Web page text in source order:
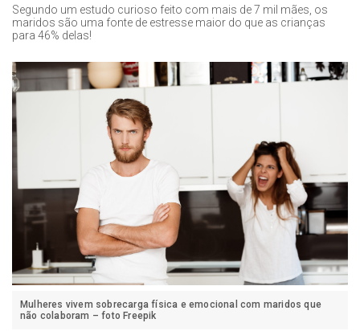
Segundo um estudo curioso feito com mais de 7 mil mães, os
maridos são uma fonte de estresse maior do que as crianças
para 46% delas!
Mulheres vivem sobrecarga física e emocional com maridos que
não colaboram – foto Freepik